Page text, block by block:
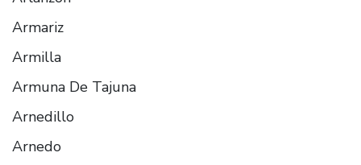
Armariz
Armilla
Armuna De Tajuna
Arnedillo
Arnedo